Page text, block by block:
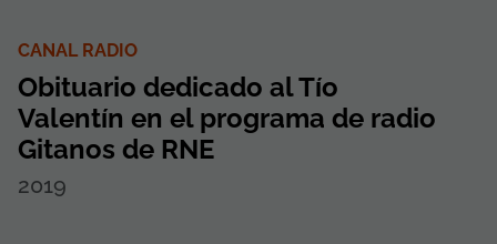
CANAL RADIO
Obituario dedicado al Tío
Valentín en el programa de radio
Gitanos de RNE
2019